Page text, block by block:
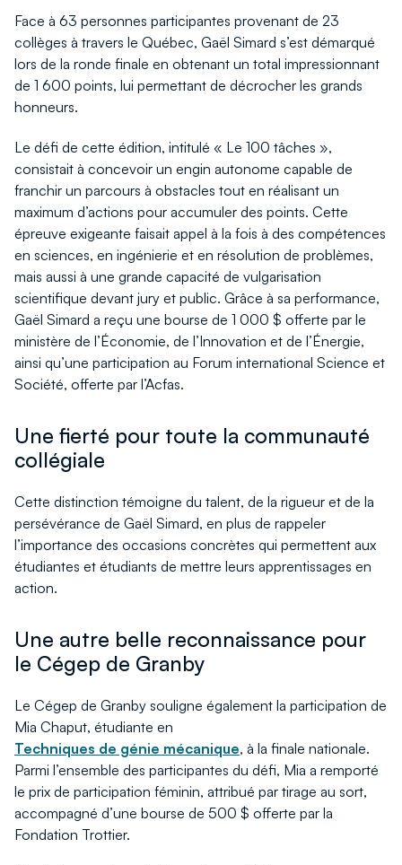
Face à 63 personnes participantes provenant de 23
collèges à travers le Québec, Gaël Simard s’est démarqué
lors de la ronde finale en obtenant un total impressionnant
de 1 600 points, lui permettant de décrocher les grands
honneurs.
Le défi de cette édition, intitulé « Le 100 tâches »,
consistait à concevoir un engin autonome capable de
franchir un parcours à obstacles tout en réalisant un
maximum d’actions pour accumuler des points. Cette
épreuve exigeante faisait appel à la fois à des compétences
en sciences, en ingénierie et en résolution de problèmes,
mais aussi à une grande capacité de vulgarisation
scientifique devant jury et public. Grâce à sa performance,
Gaël Simard a reçu une bourse de 1 000 $ offerte par le
ministère de l’Économie, de l’Innovation et de l’Énergie,
ainsi qu’une participation au Forum international Science et
Société, offerte par l’Acfas.
Une fierté pour toute la communauté
collégiale
Cette distinction témoigne du talent, de la rigueur et de la
persévérance de Gaël Simard, en plus de rappeler
l’importance des occasions concrètes qui permettent aux
étudiantes et étudiants de mettre leurs apprentissages en
action.
Une autre belle reconnaissance pour
le Cégep de Granby
Le Cégep de Granby souligne également la participation de
Mia Chaput, étudiante en
Techniques de génie mécanique, à la finale nationale.
Parmi l’ensemble des participantes du défi, Mia a remporté
le prix de participation féminin, attribué par tirage au sort,
accompagné d’une bourse de 500 $ offerte par la
Fondation Trottier.